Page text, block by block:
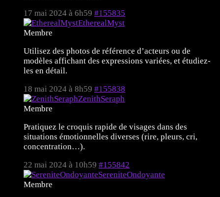
17 mai 2024 à 6h59 #155835
EtherealMyst
Membre
Utilisez des photos de référence d’acteurs ou de
modèles affichant des expressions variées, et étudiez-
les en détail.
18 mai 2024 à 8h59 #155838
ZenithSeraph
Membre
Pratiquez le croquis rapide de visages dans des
situations émotionnelles diverses (rire, pleurs, cri,
concentration…).
22 mai 2024 à 10h59 #155842
SereniteOndoyante
Membre